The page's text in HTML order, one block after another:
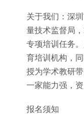
关于我们：深
量技术监督局
专项培训任务
育培训机构，
授为学术教研
一家能力强，
报名须知